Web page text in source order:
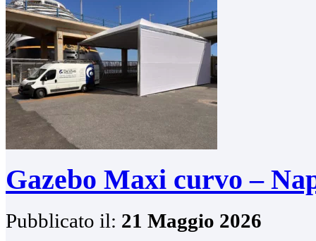
Gazebo Maxi curvo –
Pubblicato il: 21 Maggio 2026